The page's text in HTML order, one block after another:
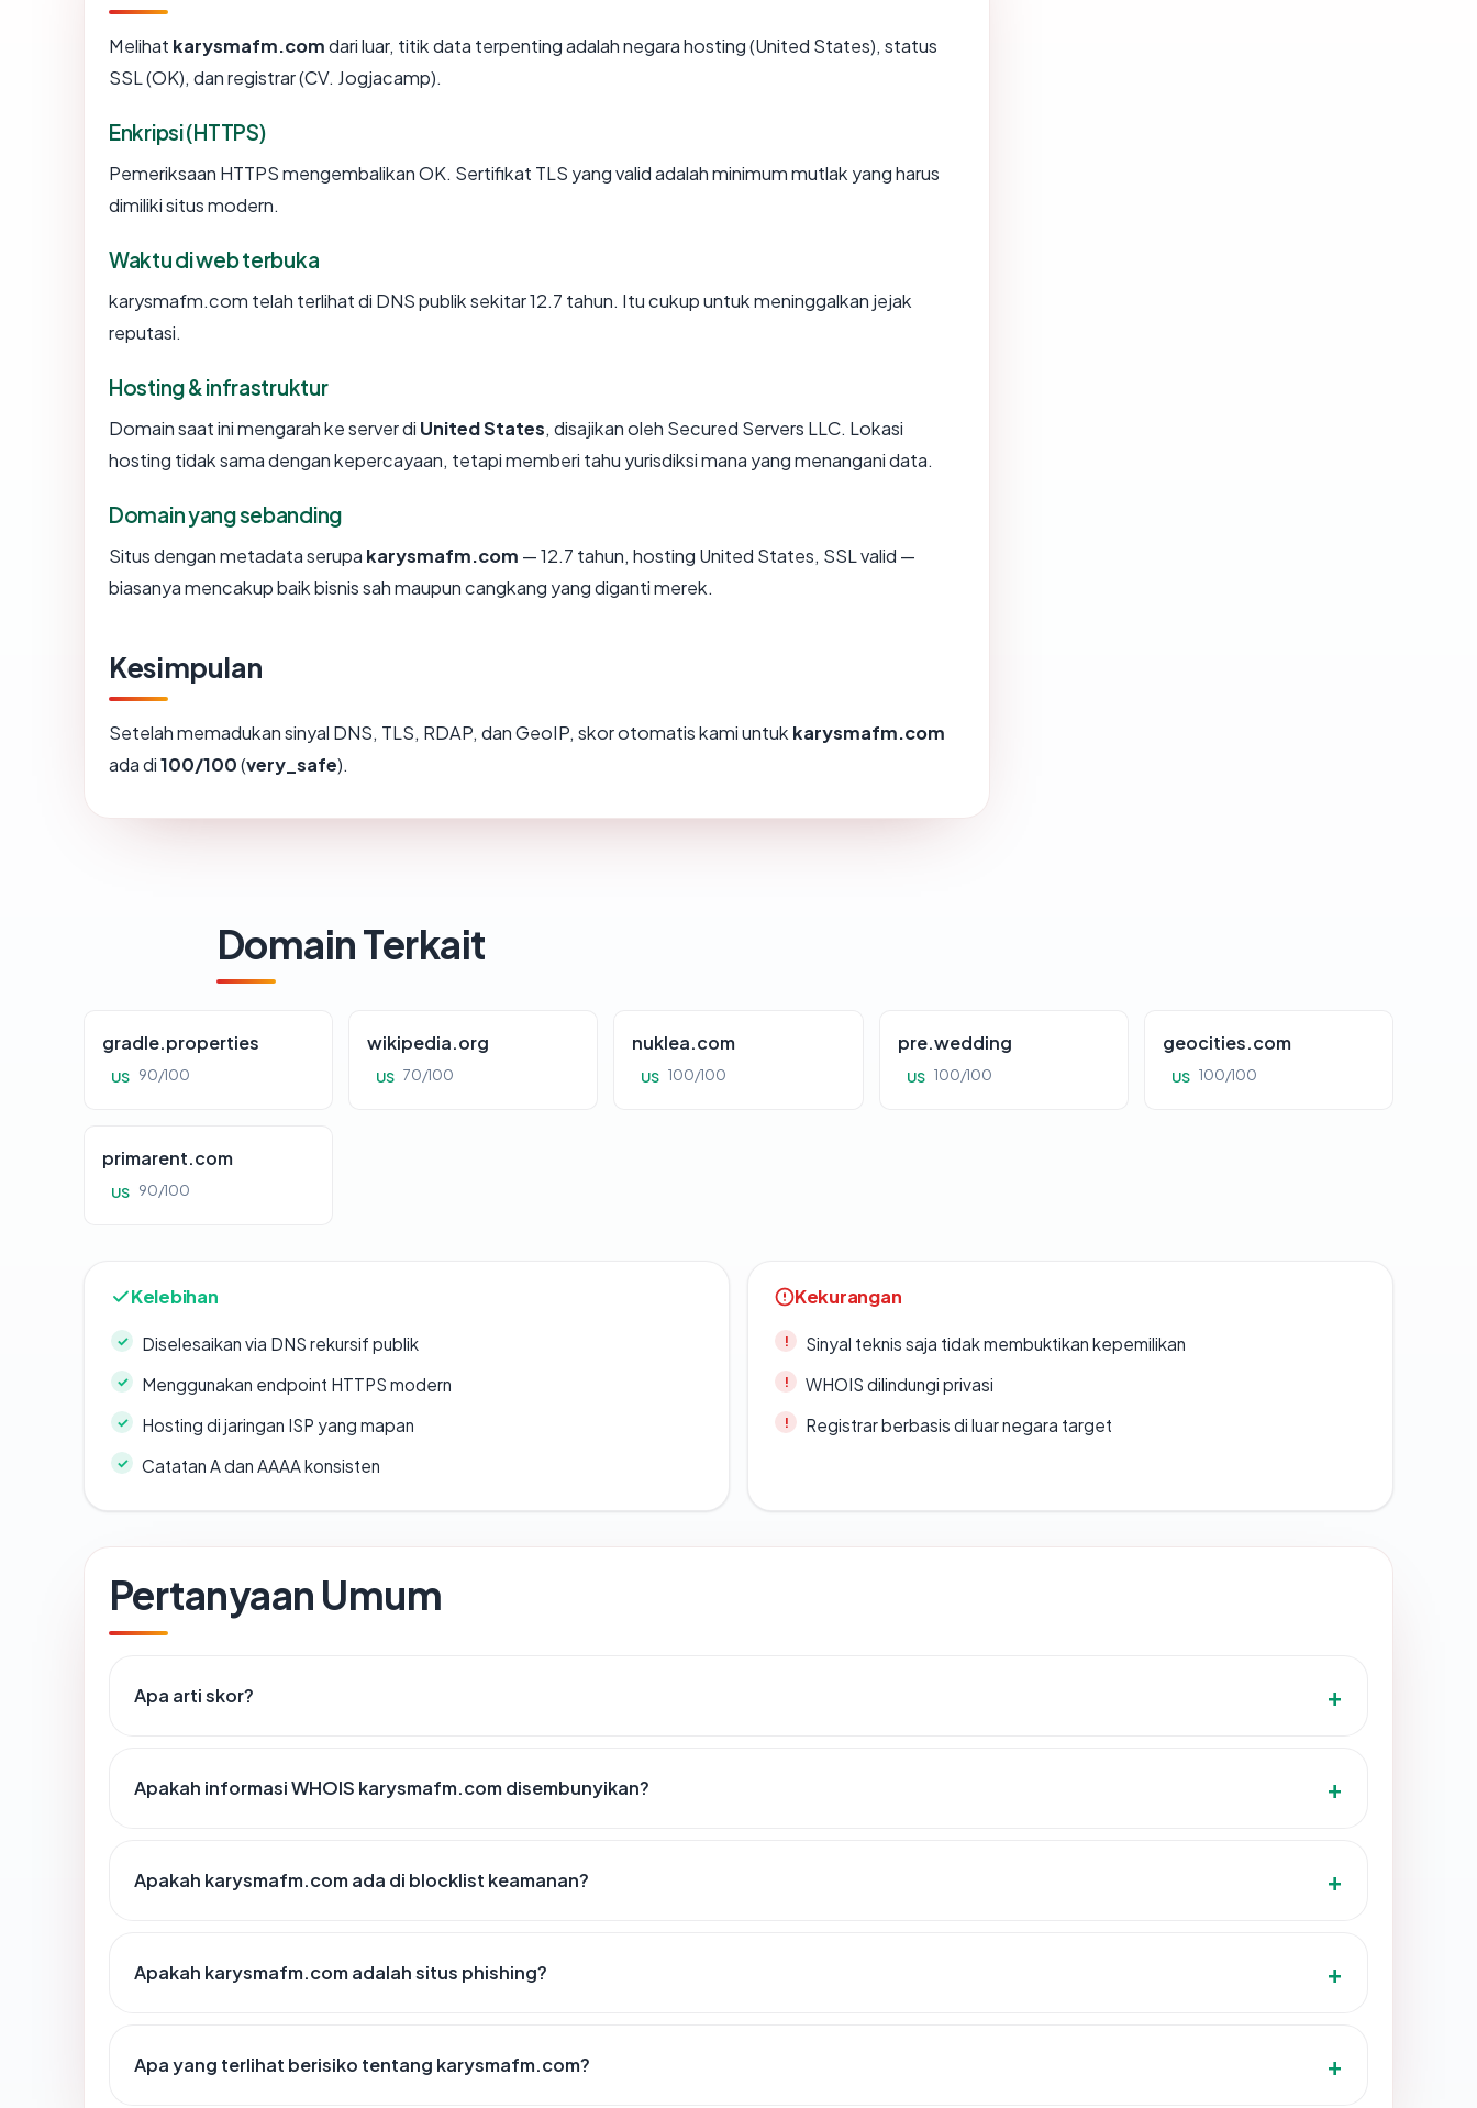
Melihat karysmafm.comdari luar, titik data terpenting adalah negara hosting (United States), status
SSL (OK), dan registrar (CV. Jogjacamp).
Enkripsi (HTTPS)
Pemeriksaan HTTPS mengembalikan OK. Sertifikat TLS yang valid adalah minimum mutlak yang harus
dimiliki situs modern.
Waktu di web terbuka
karysmafm.com telah terlihat di DNS publik sekitar 12.7 tahun. Itu cukup untuk meninggalkan jejak
reputasi.
Hosting & infrastruktur
Domain saat ini mengarah ke server di United States, disajikan oleh Secured Servers LLC. Lokasi
hosting tidak sama dengan kepercayaan, tetapi memberi tahu yurisdiksi mana yang menangani data.
Domain yang sebanding
Situs dengan metadata serupa karysmafm.com — 12.7 tahun, hosting United States, SSL valid —
biasanya mencakup baik bisnis sah maupun cangkang yang diganti merek.
Kesimpulan
Setelah memadukan sinyal DNS, TLS, RDAP, dan GeoIP, skor otomatis kami untuk karysmafm.com
ada di100/100(very_safe).
Domain Terkait
gradle.properties
US 90/100
wikipedia.org
US 70/100
nuklea.com
US 100/100
pre.wedding
US 100/100
geocities.com
US 100/100
primarent.com
US 90/100
Kelebihan
Diselesaikan via DNS rekursif publik
Menggunakan endpoint HTTPS modern
Hosting di jaringan ISP yang mapan
Catatan A dan AAAA konsisten
Kekurangan
Sinyal teknis saja tidak membuktikan kepemilikan
WHOIS dilindungi privasi
Registrar berbasis di luar negara target
Pertanyaan Umum
Apa arti skor?
Apakah informasi WHOIS karysmafm.com disembunyikan?
Apakah karysmafm.com ada di blocklist keamanan?
Apakah karysmafm.com adalah situs phishing?
Apa yang terlihat berisiko tentang karysmafm.com?